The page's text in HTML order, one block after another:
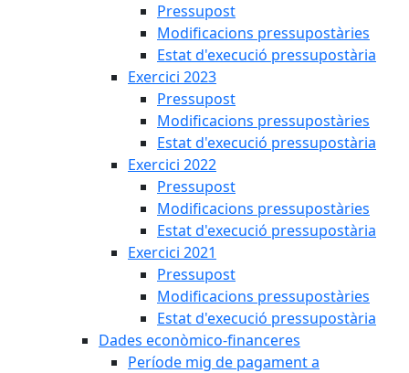
Pressupost
Modificacions pressupostàries
Estat d'execució pressupostària
Exercici 2023
Pressupost
Modificacions pressupostàries
Estat d'execució pressupostària
Exercici 2022
Pressupost
Modificacions pressupostàries
Estat d'execució pressupostària
Exercici 2021
Pressupost
Modificacions pressupostàries
Estat d'execució pressupostària
Dades econòmico-financeres
Període mig de pagament a